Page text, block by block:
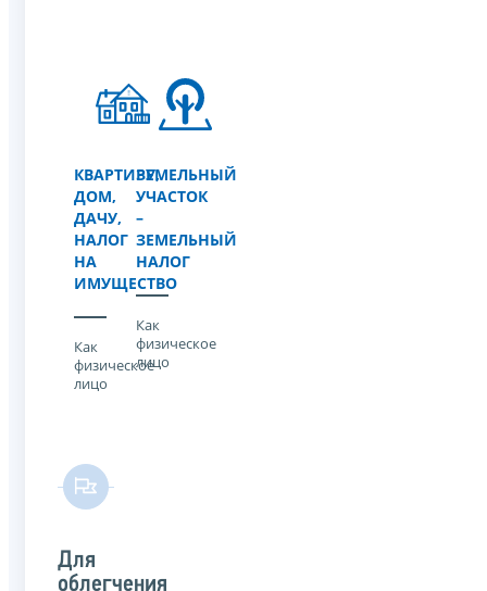
КВАРТИРУ,
ДОМ,
ДАЧУ,
НАЛОГ
НА
ИМУЩЕСТВО
Как
физическое
лицо
ЗЕМЕЛЬНЫЙ
УЧАСТОК
–
ЗЕМЕЛЬНЫЙ
НАЛОГ
Как
физическое
лицо
Для
облегчения